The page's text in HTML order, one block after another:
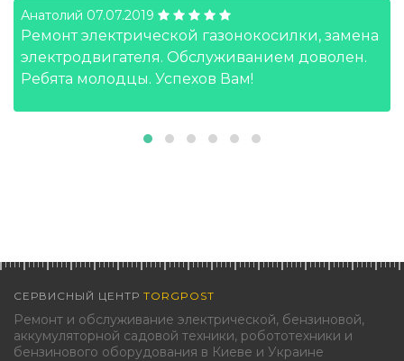
Анатолий 07.07.2019
Ремонт электрической газонокосилки, замена
электродвигателя. Обслуживанием доволен.
Ребята молодцы. Успехов Вам!
СЕРВИСНЫЙ ЦЕНТР TORGPOST
Ремонт и обслуживание электрической, бензиновой,
аккумуляторной садовой техники, робототехники и
бензинового оборудования в Киеве и Украине